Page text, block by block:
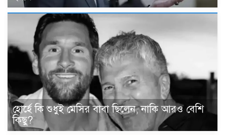
হোর্হে কি শুধুই মেসির বাবা ছিলেন, নাকি আরও বেশি
কিছু?